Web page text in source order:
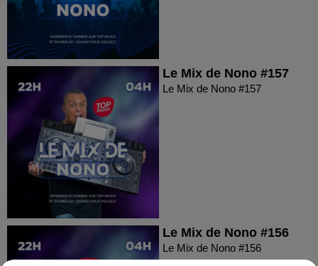
Le Mix de Nono #157
Le Mix de Nono #157
Le Mix de Nono #156
Le Mix de Nono #156